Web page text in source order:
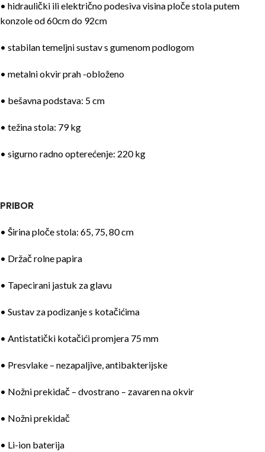
• hidraulički ili električno podesiva visina ploče stola putem
konzole od 60cm do 92cm
• stabilan temeljni sustav s gumenom podlogom
• metalni okvir prah -obloženo
• bešavna podstava: 5 cm
• težina stola: 79 kg
• sigurno radno opterećenje: 220 kg
PRIBOR
• Širina ploče stola: 65, 75, 80 cm
• Držač rolne papira
• Tapecirani jastuk za glavu
• Sustav za podizanje s kotačićima
• Antistatički kotačići promjera 75 mm
• Presvlake – nezapaljive, antibakterijske
• Nožni prekidač – dvostrano – zavaren na okvir
• Nožni prekidač
• Li-ion baterija